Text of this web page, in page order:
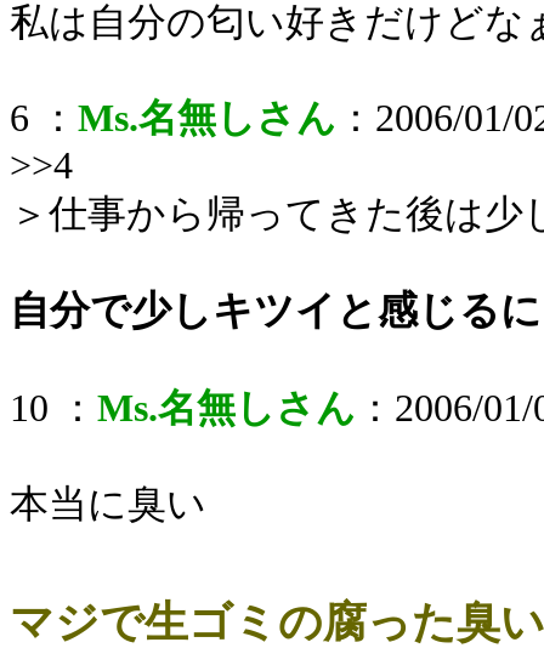
私は自分の匂い好きだけど
6 ： Ms.名無しさん ：2006/01/
>>4
＞仕事から帰ってきた後は
自分で少しキツイと感じる
10 ： Ms.名無しさん ：2006/
本当に臭い
マジで生ゴミの腐った臭